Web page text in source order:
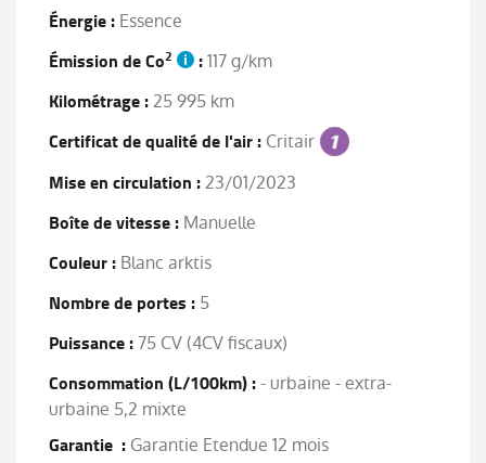
Énergie : Essence
Émission de Co2 :117 g/km
Kilométrage :25 995 km
Certificat de qualité de l'air : Critair
Mise en circulation :23/01/2023
Boîte de vitesse : Manuelle
Couleur : Blanc arktis
Nombre de portes : 5
Puissance :75 CV (4CV fiscaux)
Consommation (L/100km) :- urbaine - extra-
urbaine 5,2 mixte
Garantie : Garantie Etendue 12 mois